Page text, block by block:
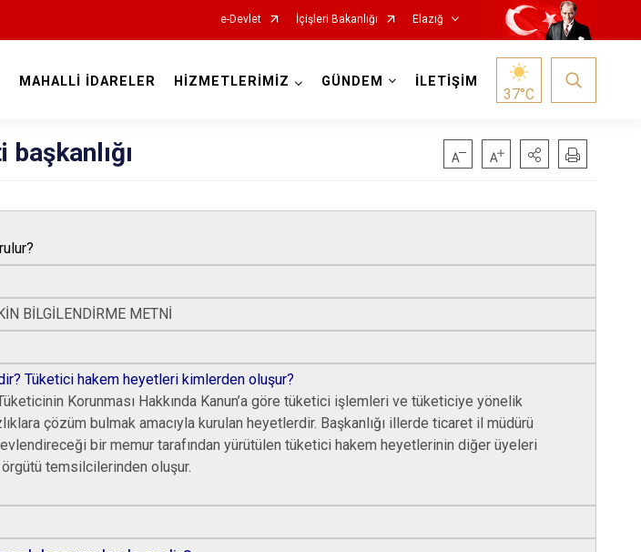
e-Devlet İçişleri Bakanlığı Elazığ
Ağın
Arıcak
Baskil
Karakoçan
Palu
Sivrice
MAHALLİ İDARELER HİZMETLERİMİZ GÜNDEM İLETİŞİM
37°C
BİLGİLENDİRME METNİ
Tüketici hakem heyetleri kimlerden oluşur?
Korunması Hakkında Kanun’a göre tüketici işlemleri ve tüketiciye yönelik
çözüm bulmak amacıyla kurulan heyetlerdir. Başkanlığı illerde ticaret il müdürü
bir memur tarafından yürütülen tüketici hakem heyetlerinin diğer üyeleri
temsilcilerinden oluşur.